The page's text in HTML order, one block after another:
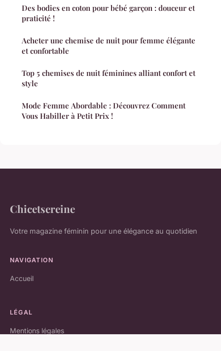
Des bodies en coton pour bébé garçon : douceur et
praticité !
Acheter une chemise de nuit pour femme élégante
et confortable
Top 5 chemises de nuit féminines alliant confort et
style
Mode Femme Abordable : Découvrez Comment
Vous Habiller à Petit Prix !
Chicetsereine
Votre magazine féminin pour une élégance au quotidien
NAVIGATION
Accueil
LÉGAL
Mentions légales